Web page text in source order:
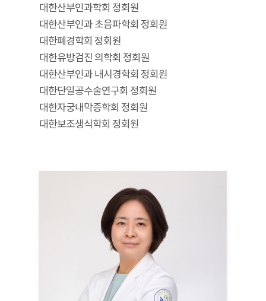
대한산부인과학회 정회원
대한산부인과 초음파학회 정회원
대한폐경학회 정회원
대한유방검진 의학회 정회원
대한산부인과 내시경학회 정회원
대한단일공수술연구회 정회원
대한자궁내막증학회 정회원
대한보조생식학회 정회원